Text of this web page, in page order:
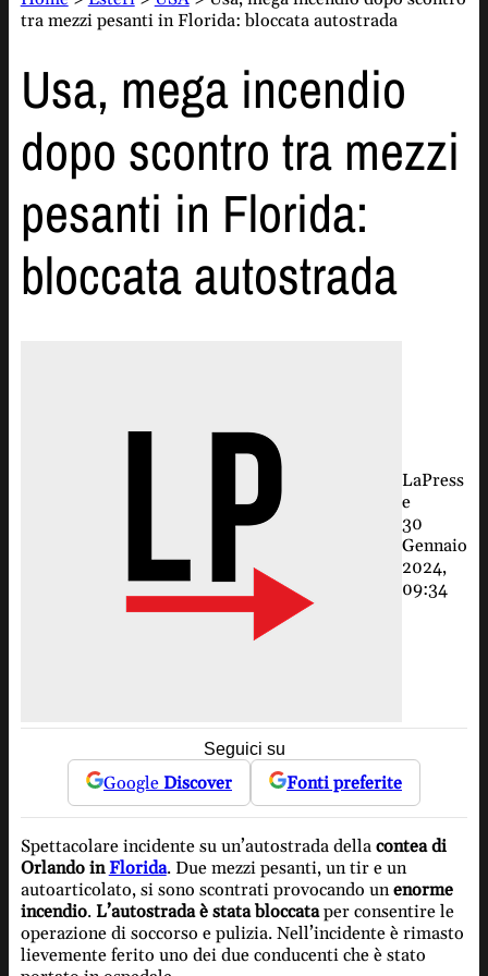
tra mezzi pesanti in Florida: bloccata autostrada
Usa, mega incendio
dopo scontro tra mezzi
pesanti in Florida:
bloccata autostrada
LaPress
e
30
Gennaio
2024,
09:34
Seguici su
Google Discover Fonti preferite
Spettacolare incidente su un’autostrada della contea di
Orlando inFlorida. Due mezzi pesanti, un tir e un
autoarticolato, si sono scontrati provocando unenorme
incendio. L’autostrada è stata bloccataper consentire le
operazione di soccorso e pulizia. Nell’incidente è rimasto
lievemente ferito uno dei due conducenti che è stato